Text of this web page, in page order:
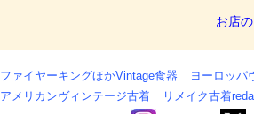
お店
ファイヤーキングほかVintage食器
ヨーロッパ
アメリカンヴィンテージ古着
リメイク古着